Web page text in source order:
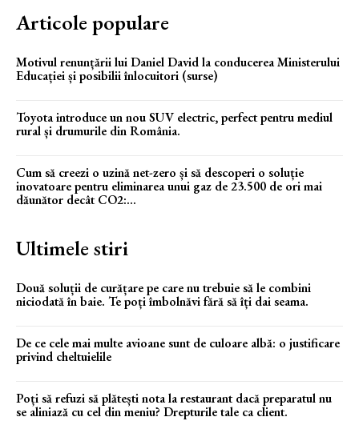
Articole populare
Motivul renunțării lui Daniel David la conducerea Ministerului
Educației și posibilii înlocuitori (surse)
Toyota introduce un nou SUV electric, perfect pentru mediul
rural și drumurile din România.
Cum să creezi o uzină net-zero și să descoperi o soluție
inovatoare pentru eliminarea unui gaz de 23.500 de ori mai
dăunător decât CO2:...
Ultimele stiri
Două soluții de curățare pe care nu trebuie să le combini
niciodată în baie. Te poți îmbolnăvi fără să îți dai seama.
De ce cele mai multe avioane sunt de culoare albă: o justificare
privind cheltuielile
Poți să refuzi să plătești nota la restaurant dacă preparatul nu
se aliniază cu cel din meniu? Drepturile tale ca client.